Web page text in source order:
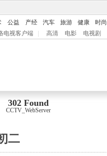
公益 产经 汽车 旅游 健康 时尚
电视客户端 高清 电影 电视剧
302 Found
CCTV_WebServer
二